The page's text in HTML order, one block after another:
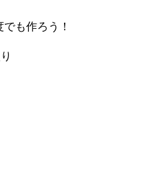
も作ろう！